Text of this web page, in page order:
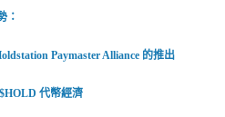
：
Paymaster Alliance 的推出
代幣經濟